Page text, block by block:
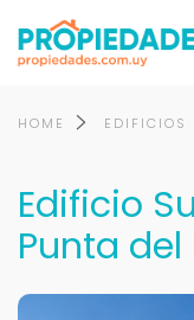
HOME EDIFICIOS
Edificio
Punta del